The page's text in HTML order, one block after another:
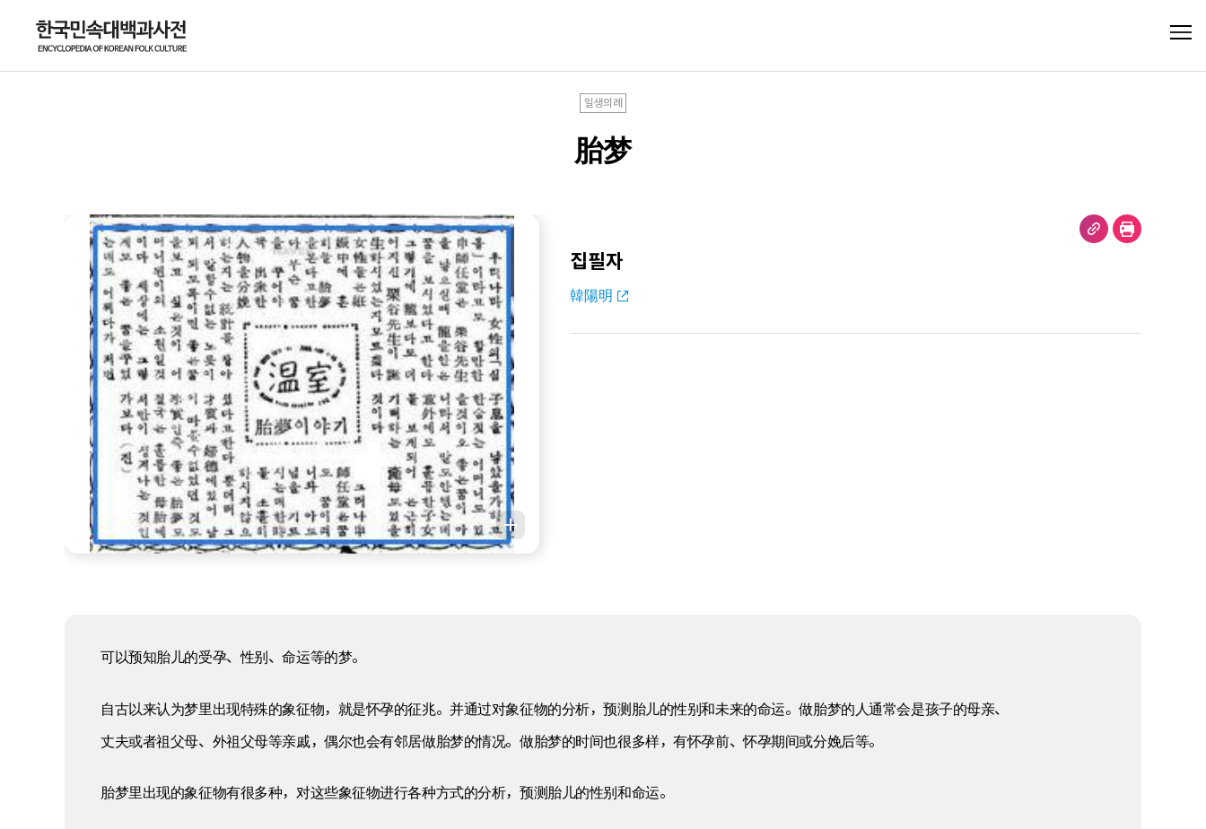
일생의례
胎梦
집필자
韓陽明
可以预知胎儿的受孕、性别、命运等的梦。
自古以来认为梦里出现特殊的象征物，就是怀孕的征兆。并通过对象征物的分析，预测胎儿的性别和未来的命运。做胎梦的人通常会是孩子的母亲、
丈夫或者祖父母、外祖父母等亲戚，偶尔也会有邻居做胎梦的情况。做胎梦的时间也很多样，有怀孕前、怀孕期间或分娩后等。
胎梦里出现的象征物有很多种，对这些象征物进行各种方式的分析，预测胎儿的性别和命运。